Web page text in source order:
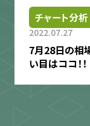
チャート分析
2022.07.27
7月28日の相
い目はココ！！